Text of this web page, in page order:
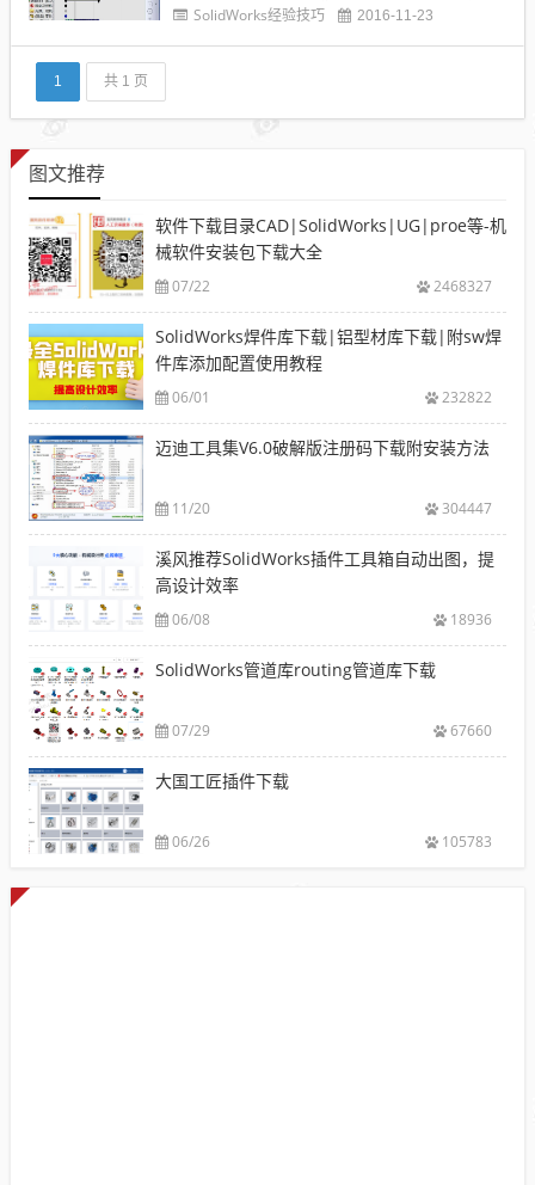
和motion分析，那么我们在做动画的时候应该如何选
SolidWorks经验技巧 2016-11-23
1 共 1 页
图文推荐
软件下载目录CAD|SolidWorks|UG|proe等-机
械软件安装包下载大全
07/22 2468327
SolidWorks焊件库下载|铝型材库下载|附sw焊
件库添加配置使用教程
06/01 232822
迈迪工具集V6.0破解版注册码下载附安装方法
11/20 304447
溪风推荐SolidWorks插件工具箱自动出图，提
高设计效率
06/08 18936
SolidWorks管道库routing管道库下载
07/29 67660
大国工匠插件下载
06/26 105783